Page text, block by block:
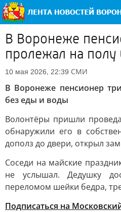
В Воронеже
пролежал на
10 мая 2026, 22:39 СМИ
В Воронеже пенсионер
без еды и воды
Волонтёры пришли
обнаружили его в
дополз до двери, открыл
Соседи на майские
не услышал. Дедушку
переломом шейки бедра,
Подписаться на